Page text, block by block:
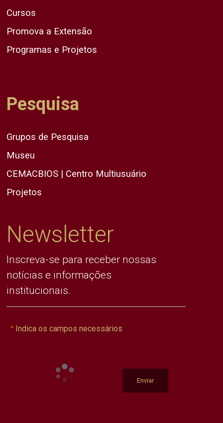
Cursos
Promova a Extensão
Programas e Projetos
Pesquisa
Grupos de Pesquisa
Museu
CEMACBIOS | Centro Multiusuário
Projetos
Newsletter
Inscreva-se para receber nossas
notícias e informações
institucionais.
Indica os campos necessários
Enviar